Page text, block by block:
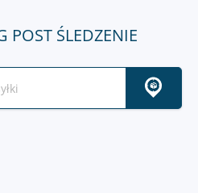
POST ŚLEDZENIE